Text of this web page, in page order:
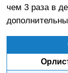
чем 3 раза в